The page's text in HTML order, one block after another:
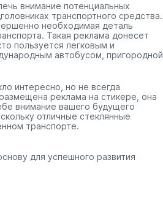
внимание потенциальных
транспортного средства.
необходимая деталь
Такая реклама донесет
пользуется легковым и
автобусом, пригородной
интересно, но не всегда
реклама на стикере, она
внимание вашего будущего
отличные стеклянные
транспорте.
для успешного развития